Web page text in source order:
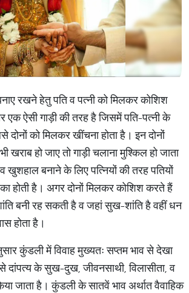
रखने हेतु पति व पत्नी को मिलकर कोशिश
एक ऐसी गाड़ी की तरह है जिसमें पति-पत्नी के
दोनों को मिलकर खींचना होता है। इन दोनों
खराब हो जाए तो गाड़ी चलाना मुश्किल हो जाता
खुशहाल बनाने के लिए पत्नियों की तरह पतियों
होती है। अगर दोनों मिलकर कोशिश करते हैं
बनी रह सकती है व जहां सुख-शांति है वहीं धन
होता है।
कुंडली में विवाह मुख्यतः सप्तम भाव से देखा
दांपत्य के सुख-दुख, जीवनसाथी, विलासीता, व
जाता है। कुंडली के सातवें भाव अर्थात वैवाहिक